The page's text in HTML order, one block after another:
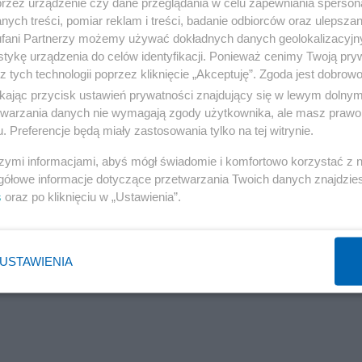
o 8,6% niż rok temu. W mojej opinii, w kolejnych
kwoty kredytu – wyjaśnia prof. Waldemar
treści, pomiar reklam i treści, badanie odbiorców oraz
Partnerzy możemy używać dokładnych danych
urządzenia do celów identyfikacji. Ponieważ cenimy Twoją
tych technologii poprzez kliknięcie „Akceptuję”. Zgoda jest
przycisk ustawień prywatności znajdujący się w lewym
danych nie wymagają zgody użytkownika, ale masz
Preferencje będą miały zastosowania tylko na tej witrynie.
informacjami, abyś mógł świadomie i komfortowo korzystać z
informacje dotyczące przetwarzania Twoich danych
oraz po kliknięciu w „Ustawienia”.
USTAWIENIA